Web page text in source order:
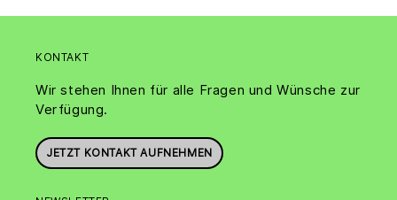
KONTAKT
Wir stehen Ihnen für alle Fragen und Wünsche zur
Verfügung.
JETZT KONTAKT AUFNEHMEN